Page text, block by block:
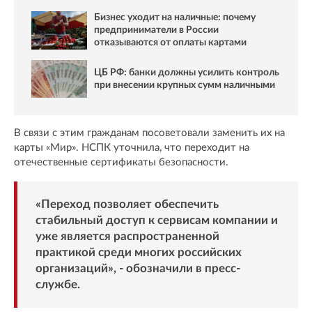
Бизнес уходит на наличные: почему
предприниматели в России
отказываются от оплаты картами
ЦБ РФ: банки должны усилить контроль
при внесении крупных сумм наличными
В связи с этим гражданам посоветовали заменить их на
карты «Мир». НСПК уточнила, что переходит на
отечественные сертификаты безопасности.
«Переход позволяет обеспечить
стабильный доступ к сервисам компании и
уже является распространенной
практикой среди многих российских
организаций», - обозначили в пресс-
службе.